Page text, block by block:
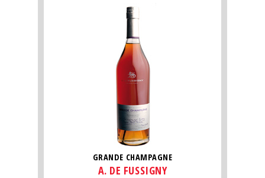
GRANDE CHAMPAGNE
A. DE FUSSIGNY